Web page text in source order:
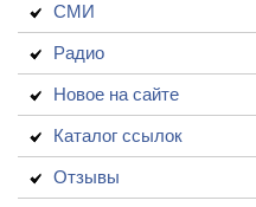
СМИ
Радио
Новое на сайте
Каталог ссылок
Отзывы